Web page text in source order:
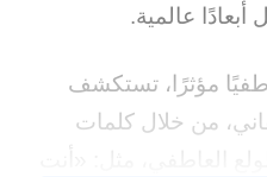
عالمية.
مؤثرًا، تستكشف
من خلال كلمات